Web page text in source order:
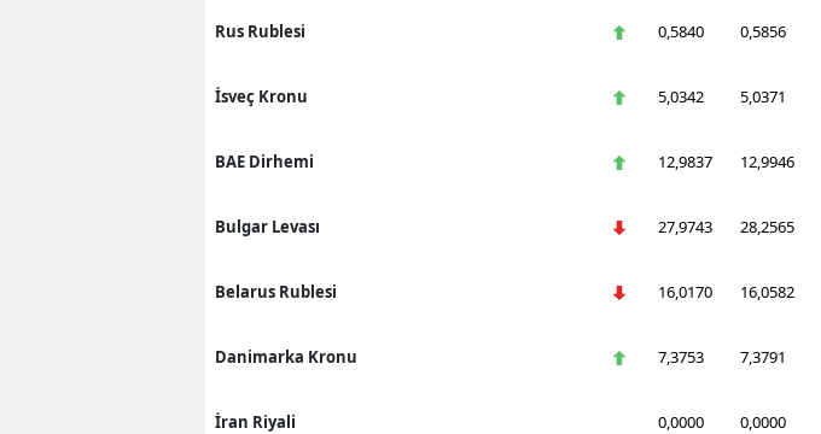
Rus Rublesi 0,5840 0,5856
İsveç Kronu 5,0342 5,0371
BAE Dirhemi 12,9837 12,9946
Bulgar Levası 27,9743 28,2565
Belarus Rublesi 16,0170 16,0582
Danimarka Kronu 7,3753 7,3791
İran Riyali 0,0000 0,0000